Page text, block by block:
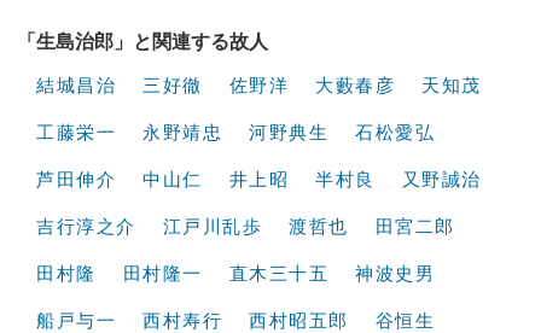
「生島治郎」と関連する故人
結城昌治 三好徹 佐野洋 大藪春彦 天知茂
工藤栄一 永野靖忠 河野典生 石松愛弘
芦田伸介 中山仁 井上昭 半村良 又野誠治
吉行淳之介 江戸川乱歩 渡哲也 田宮二郎
田村隆 田村隆一 直木三十五 神波史男
船戸与一 西村寿行 西村昭五郎 谷恒生